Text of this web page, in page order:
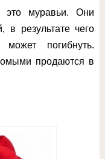
это муравьи. Они
в результате чего
погибнуть.
продаются в